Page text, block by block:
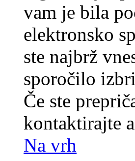
vam je bila
elektronsko
ste najbrž
sporočilo
Če ste
kontaktirajte
Na vrh